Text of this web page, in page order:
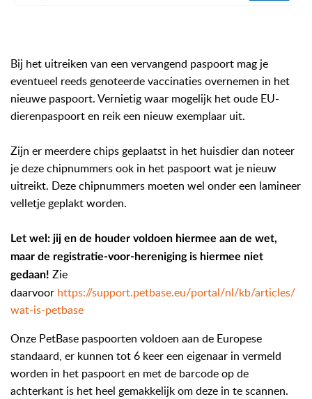
Bij het uitreiken van een vervangend paspoort mag je
eventueel reeds genoteerde vaccinaties overnemen in het
nieuwe paspoort. Vernietig waar mogelijk het oude EU-
dierenpaspoort en reik een nieuw exemplaar uit.
Zijn er meerdere chips geplaatst in het huisdier dan noteer
je deze chipnummers ook in het paspoort wat je nieuw
uitreikt. Deze chipnummers moeten wel onder een lamineer
velletje geplakt worden.
Let wel: jij en de houder voldoen hiermee aan de wet,
maar de registratie-voor-hereniging is hiermee niet
gedaan! Zie
daarvoor https://support.petbase.eu/portal/nl/kb/articles/
wat-is-petbase
Onze PetBase paspoorten voldoen aan de Europese
standaard, er kunnen tot 6 keer een eigenaar in vermeld
worden in het paspoort en met de barcode op de
achterkant is het heel gemakkelijk om deze in te scannen.